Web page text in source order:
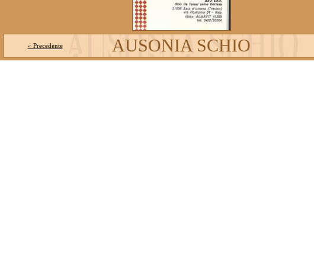
« Precedente AUSONIA SCHIO